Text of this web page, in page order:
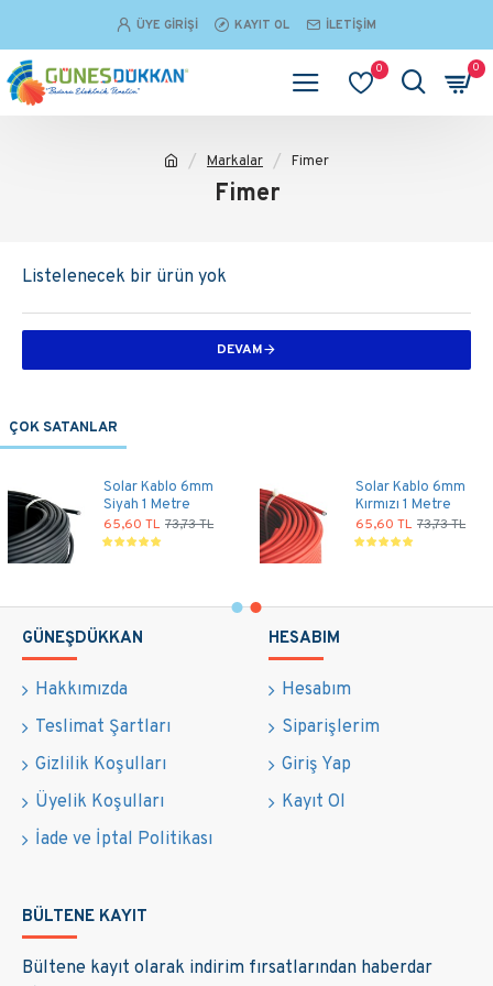
ÜYE GIRIŞI KAYIT OL İLETIŞIM
0 0
Markalar Fimer
Fimer
Listelenecek bir ürün yok
DEVAM
ÇOK SATANLAR
Solar Kablo 6mm
Siyah 1 Metre
65,60 TL 73,73 TL
Solar Kablo 6mm
Kırmızı 1 Metre
65,60 TL 73,73 TL
GÜNEŞDÜKKAN
Hakkımızda
Teslimat Şartları
Gizlilik Koşulları
Üyelik Koşulları
İade ve İptal Politikası
HESABIM
Hesabım
Siparişlerim
Giriş Yap
Kayıt Ol
BÜLTENE KAYIT
Bültene kayıt olarak indirim fırsatlarından haberdar